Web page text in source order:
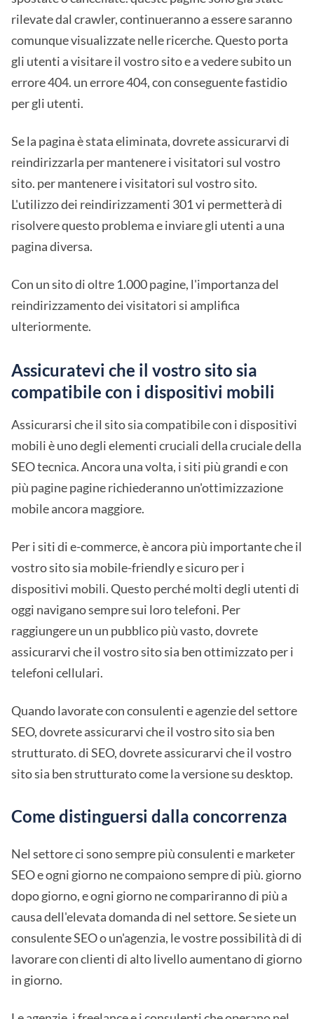
rilevate dal crawler, continueranno a essere saranno
comunque visualizzate nelle ricerche. Questo porta
gli utenti a visitare il vostro sito e a vedere subito un
errore 404. un errore 404, con conseguente fastidio
per gli utenti.
Se la pagina è stata eliminata, dovrete assicurarvi di
reindirizzarla per mantenere i visitatori sul vostro
sito. per mantenere i visitatori sul vostro sito.
L'utilizzo dei reindirizzamenti 301 vi permetterà di
risolvere questo problema e inviare gli utenti a una
pagina diversa.
Con un sito di oltre 1.000 pagine, l'importanza del
reindirizzamento dei visitatori si amplifica
ulteriormente.
Assicuratevi che il vostro sito sia
compatibile con i dispositivi mobili
Assicurarsi che il sito sia compatibile con i dispositivi
mobili è uno degli elementi cruciali della cruciale della
SEO tecnica. Ancora una volta, i siti più grandi e con
più pagine pagine richiederanno un'ottimizzazione
mobile ancora maggiore.
Per i siti di e-commerce, è ancora più importante che il
vostro sito sia mobile-friendly e sicuro per i
dispositivi mobili. Questo perché molti degli utenti di
oggi navigano sempre sui loro telefoni. Per
raggiungere un un pubblico più vasto, dovrete
assicurarvi che il vostro sito sia ben ottimizzato per i
telefoni cellulari.
Quando lavorate con consulenti e agenzie del settore
SEO, dovrete assicurarvi che il vostro sito sia ben
strutturato. di SEO, dovrete assicurarvi che il vostro
sito sia ben strutturato come la versione su desktop.
Come distinguersi dalla concorrenza
Nel settore ci sono sempre più consulenti e marketer
SEO e ogni giorno ne compaiono sempre di più. giorno
dopo giorno, e ogni giorno ne compariranno di più a
causa dell'elevata domanda di nel settore. Se siete un
consulente SEO o un'agenzia, le vostre possibilità di di
lavorare con clienti di alto livello aumentano di giorno
in giorno.